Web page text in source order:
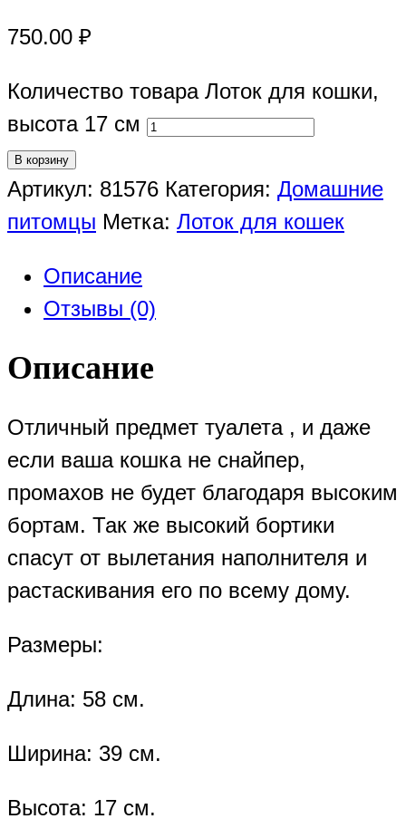
750.00 ₽
Количество товара Лоток для кошки,
высота 17 см
В корзину
Артикул: 81576 Категория: Домашние
питомцы Метка: Лоток для кошек
Описание
Отзывы (0)
Описание
Отличный предмет туалета , и даже
если ваша кошка не снайпер,
промахов не будет благодаря высоким
бортам. Так же высокий бортики
спасут от вылетания наполнителя и
растаскивания его по всему дому.
Размеры:
Длина: 58 см.
Ширина: 39 см.
Высота: 17 см.